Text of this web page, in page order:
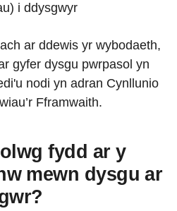
i ddysgwyr
ar ddewis yr wybodaeth,
gyfer dysgu pwrpasol yn
nodi yn adran Cynllunio
Fframwaith.
fydd ar y
mewn dysgu ar